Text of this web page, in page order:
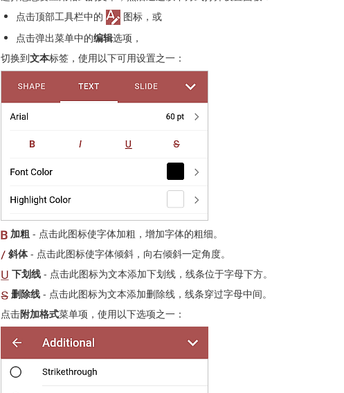
点击顶部工具栏中的
图标，或
点击弹出菜单中的编辑选项，
切换到文本标签，使用以下可用设置之一：
加粗 - 点击此图标使字体加粗，增加字体的粗细。
斜体- 点击此图标使字体倾斜，向右倾斜一定角度。
下划线 - 点击此图标为文本添加下划线，线条位于字母下方。
删除线 - 点击此图标为文本添加删除线，线条穿过字母中间。
点击附加格式菜单项，使用以下选项之一：